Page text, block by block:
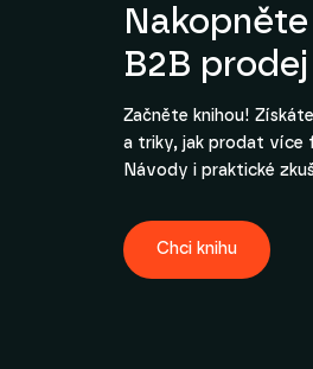
B2B prodej
Začněte knihou!
a triky, jak prodat více
Návody i praktické
Chci knihu